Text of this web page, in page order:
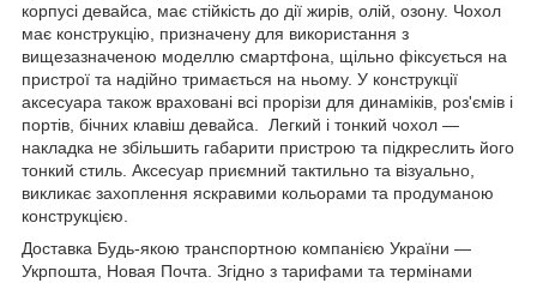
корпусі девайса, має стійкість до дії жирів, олій, озону. Чохол
має конструкцію, призначену для використання з
вищезазначеною моделлю смартфона, щільно фіксується на
пристрої та надійно тримається на ньому. У конструкції
аксесуара також враховані всі прорізи для динаміків, роз'ємів і
портів, бічних клавіш девайса. Легкий і тонкий чохол —
накладка не збільшить габарити пристрою та підкреслить його
тонкий стиль. Аксесуар приємний тактильно та візуально,
викликає захоплення яскравими кольорами та продуманою
конструкцією.
Доставка Будь-якою транспортною компанією України —
Укрпошта, Новая Почта. Згідно з тарифами та термінами